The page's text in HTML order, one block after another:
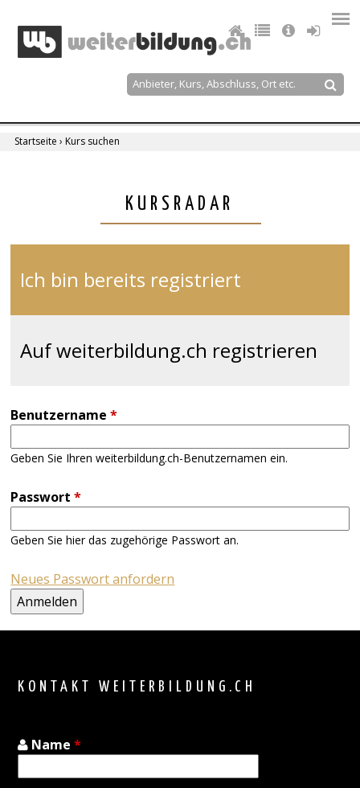
navigation
Suche
Startseite › Kurs suchen
KURSRADAR
Ich bin bereits registriert
Auf weiterbildung.ch registrieren
Benutzername*
Geben Sie Ihren weiterbildung.ch-Benutzernamen ein.
Passwort*
Geben Sie hier das zugehörige Passwort an.
Neues Passwort anfordern
KONTAKT WEITERBILDUNG.CH
Name*